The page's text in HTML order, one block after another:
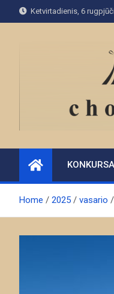
to
Ketvirtadienis, 6
Home 2025 vasario